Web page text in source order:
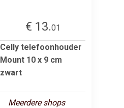
€ 13.01
Celly telefoonhouder
Mount 10 x 9 cm
zwart
Meerdere shops